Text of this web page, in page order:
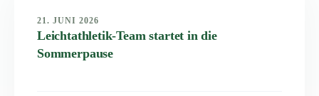
21. JUNI 2026
Leichtathletik-Team startet in die
Sommerpause